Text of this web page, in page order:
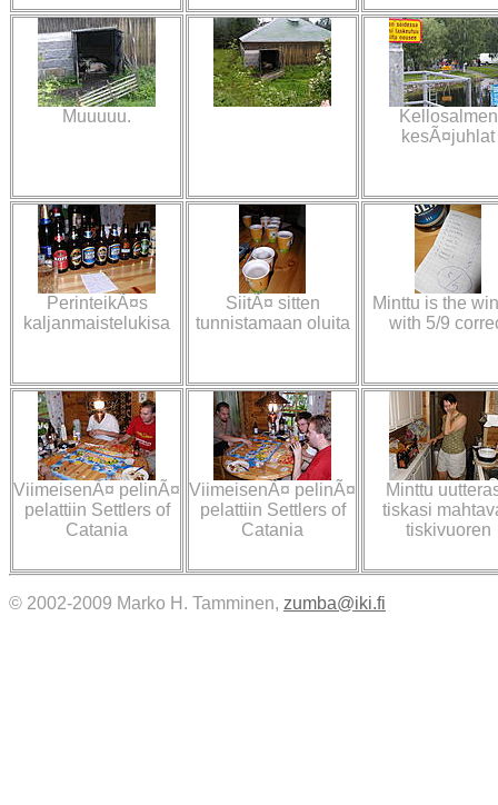
Muuuuu.
Kellosalmen
kesÃ¤juhlat
PerinteikÃ¤s
kaljanmaistelukisa
SiitÃ¤ sitten
tunnistamaan oluita
Minttu is the
with 5/9
ViimeisenÃ¤ pelinÃ¤
pelattiin Settlers of
Catania
ViimeisenÃ¤ pelinÃ¤
pelattiin Settlers of
Catania
Minttu
tiskasi
tiskivuoren
© 2002-2009 Marko H. Tamminen, zumba@iki.fi